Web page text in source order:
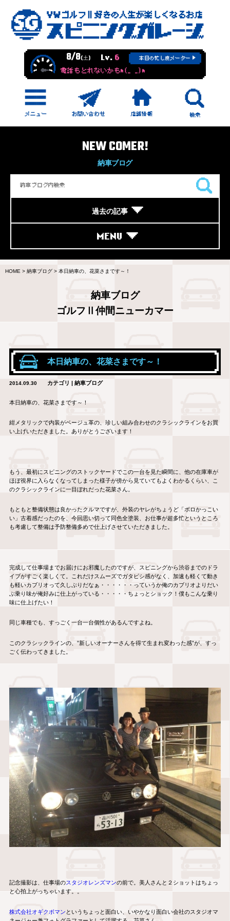
8/8(土) Lv. 6 本日の忙し度メーター
電話もとれないかもm(_ _)m
NEW COMER!
納車ブログ
過去の記事
MENU
HOME > 納車ブログ > 本日納車の、花菜さまです～！
納車ブログ
ゴルフⅡ仲間ニューカマー
本日納車の、花菜さまです～！
2014.09.30 カテゴリ | 納車ブログ
本日納車の、花菜さまです～！
紺メタリックで内装がベージュ革の、珍しい組み合わせのクラシックラインをお買
い上げいただきました。ありがとうございます！
もう、最初にスピニングのストックヤードでこの一台を見た瞬間に、他の在庫車が
ほぼ視界に入らなくなってしまった様子が傍から見ていてもよくわかるくらい、こ
のクラシックラインに一目ぼれだった花菜さん。
もともと整備状態は良かったクルマですが、外装のヤレがちょうど「ボロかっこい
い」古着感だったのを、今回思い切って同色全塗装、お仕事が超多忙というところ
も考慮して整備は予防整備多めで仕上げさせていただきました。
完成して仕事場までお届けにお邪魔したのですが、スピニングから渋谷までのドラ
イブがすごく楽しくて。これだけスムーズでガタピシ感がなく、加速も軽くて動き
も軽いカブリオって久しぶりだなぁ・・・・・・っていうか俺のカブリオよりだい
ぶ乗り味が俺好みに仕上がっている・・・・・ちょっとショック！僕もこんな乗り
味に仕上げたい！
同じ車種でも、すっごく一台一台個性があるんですよね。
このクラシックラインの、”新しいオーナーさんを得て生まれ変わった感”が、すっ
ごく伝わってきました。
記念撮影は、仕事場のスタジオレンズマンの前で。美人さんと２ショットはちょっ
と心拍上がっちゃいます。。
株式会社オギクボマン というちょっと面白い、いやかなり面白い会社のスタジオマ